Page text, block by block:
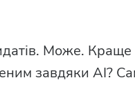
Може. Краще
завдяки AI?